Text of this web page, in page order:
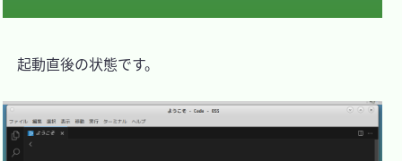
起動直後の状態です。